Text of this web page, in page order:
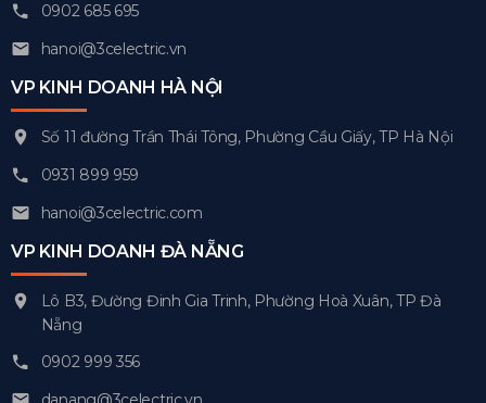
0902 685 695
hanoi@3celectric.vn
VP KINH DOANH HÀ NỘI
Số 11 đường Trần Thái Tông, Phường Cầu Giấy, TP Hà Nội
0931 899 959
hanoi@3celectric.com
VP KINH DOANH ĐÀ NẴNG
Lô B3, Đường Đinh Gia Trinh, Phường Hoà Xuân, TP Đà
Nẵng
0902 999 356